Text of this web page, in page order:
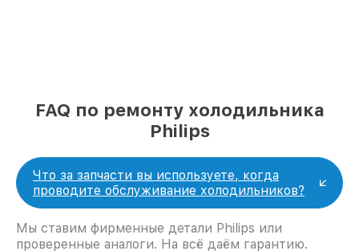
FAQ по ремонту холодильника
Philips
Что за запчасти вы используете, когда
проводите обслуживание холодильников?
Мы ставим фирменные детали Philips или
проверенные аналоги. На всё даём гарантию.